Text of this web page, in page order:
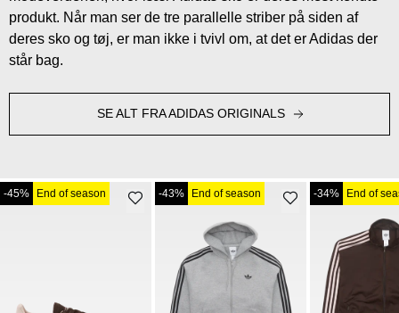
produkt. Når man ser de tre parallelle striber på siden af
deres sko og tøj, er man ikke i tvivl om, at det er Adidas der
står bag.
SE ALT FRA ADIDAS ORIGINALS
-45% End of season -43% End of season -34% End of